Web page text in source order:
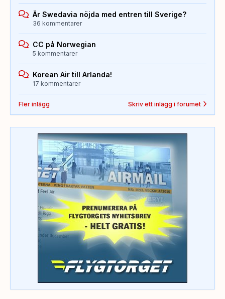
Är Swedavia nöjda med entren till Sverige?
36 kommentarer
CC på Norwegian
5 kommentarer
Korean Air till Arlanda!
17 kommentarer
Fler inlägg Skriv ett inlägg i forumet